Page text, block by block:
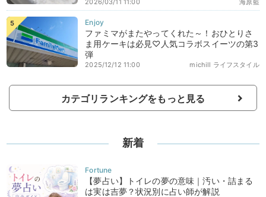
海原藍
2026/03/11 11:00
ファミマがまたやってくれた～！おひとりさ
ま用ケーキは必見♡人気コラボスイーツの第3
弾
michill ライフスタイル
2025/12/12 11:00
カテゴリランキングをもっと見る
新着
【夢占い】トイレの夢の意味｜汚い・詰まる
は実は吉夢？状況別に占い師が解説